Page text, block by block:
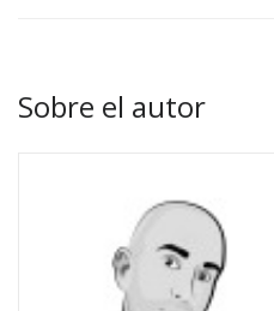
Sobre el autor